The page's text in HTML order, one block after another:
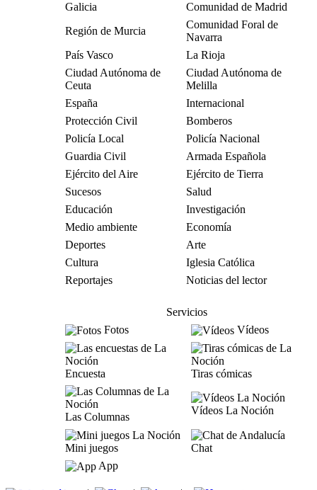
Galicia
Comunidad de Madrid
Región de Murcia
Comunidad Foral de
Navarra
País Vasco
La Rioja
Ciudad Autónoma de
Ceuta
Ciudad Autónoma de
Melilla
España
Internacional
Protección Civil
Bomberos
Policía Local
Policía Nacional
Guardia Civil
Armada Española
Ejército del Aire
Ejército de Tierra
Sucesos
Salud
Educación
Investigación
Medio ambiente
Economía
Deportes
Arte
Cultura
Iglesia Católica
Reportajes
Noticias del lector
Servicios
Fotos
Vídeos
Encuesta Tiras cómicas
Las Columnas
Vídeos La Noción
Mini juegos
Chat
App